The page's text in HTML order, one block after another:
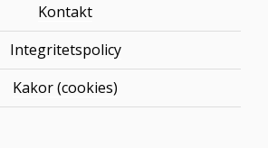
Kontakt
Integritetspolicy
Kakor (cookies)